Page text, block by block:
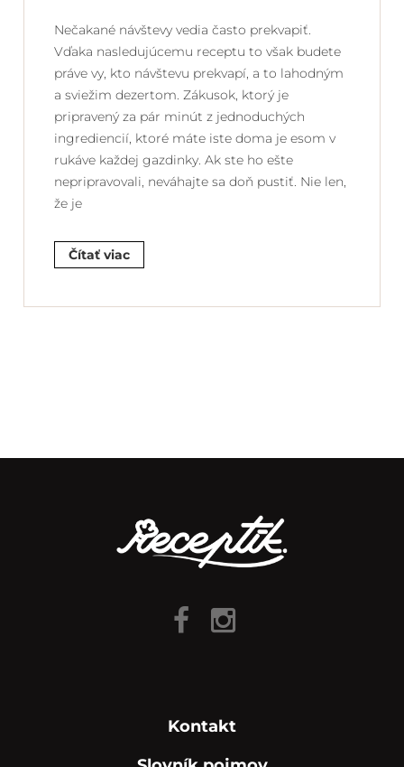
Nečakané návštevy vedia často prekvapiť.
Vďaka nasledujúcemu receptu to však budete
práve vy, kto návštevu prekvapí, a to lahodným
a sviežim dezertom. Zákusok, ktorý je
pripravený za pár minút z jednoduchých
ingrediencií, ktoré máte iste doma je esom v
rukáve každej gazdinky. Ak ste ho ešte
nepripravovali, neváhajte sa doň pustiť. Nie len,
že je
Čítať viac
Kontakt